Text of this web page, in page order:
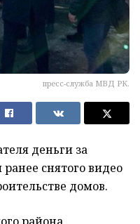
пресс-служба МВД РК.
деньги за
снятого видео
домов.